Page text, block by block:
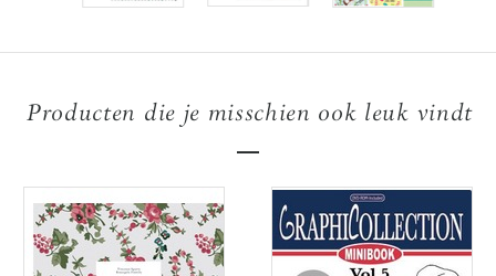
Producten die je misschien ook leuk vindt